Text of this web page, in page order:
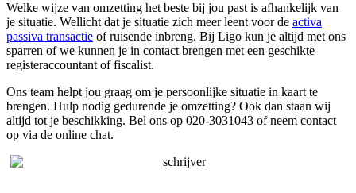
Welke wijze van omzetting het beste bij jou past is afhankelijk van
je situatie. Wellicht dat je situatie zich meer leent voor de activa
passiva transactie of ruisende inbreng. Bij Ligo kun je altijd met ons
sparren of we kunnen je in contact brengen met een geschikte
registeraccountant of fiscalist.
Ons team helpt jou graag om je persoonlijke situatie in kaart te
brengen. Hulp nodig gedurende je omzetting? Ook dan staan wij
altijd tot je beschikking. Bel ons op 020-3031043 of neem contact
op via de online chat.